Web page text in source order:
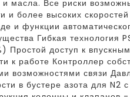
и масла. Все риски
и более высоких
и функции
Гибкая технология
Простой доступ к
к работе Контроллер
возможностями связи
в бустере азота для N2